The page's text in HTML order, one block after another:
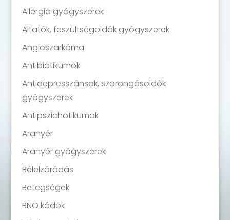
Allergia gyógyszerek
Altatók, feszültségoldók gyógyszerek
Angioszarkóma
Antibiotikumok
Antidepresszánsok, szorongásoldók
gyógyszerek
Antipszichotikumok
Aranyér
Aranyér gyógyszerek
Bélelzáródás
Betegségek
BNO kódok